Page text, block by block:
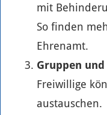
mit
So finden
Ehrenamt.
Gruppen
Freiwillige
austauschen.